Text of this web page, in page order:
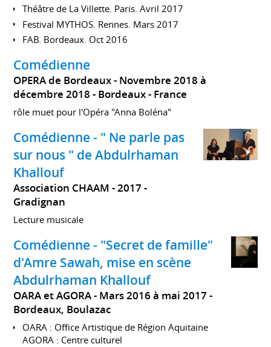
Théâtre de La Villette. Paris. Avril 2017
Festival MYTHOS. Rennes. Mars 2017
FAB. Bordeaux. Oct 2016
Comédienne
OPERA de Bordeaux
Novembre 2018 à
décembre 2018 Bordeaux France
rôle muet pour l'Opéra "Anna Boléna"
Comédienne - " Ne parle pas
sur nous " de Abdulrhaman
Khallouf
Association CHAAM
2017
Gradignan
Lecture musicale
Comédienne - "Secret de famille"
d'Amre Sawah, mise en scène
Abdulrhaman Khallouf
OARA et AGORA
Mars 2016 à mai 2017
Bordeaux, Boulazac
OARA : Office Artistique de Région Aquitaine
AGORA : Centre culturel